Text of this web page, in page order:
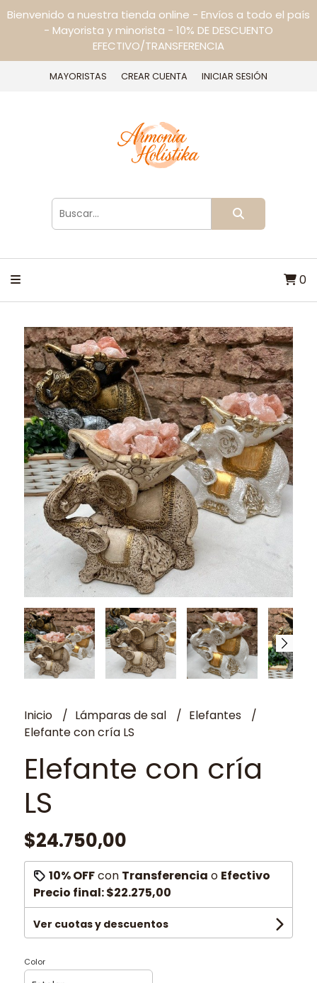
Bienvenido a nuestra tienda online - Envíos a todo el país
- Mayorista y minorista - 10% DE DESCUENTO
EFECTIVO/TRANSFERENCIA
MAYORISTAS CREAR CUENTA INICIAR SESIÓN
0
Inicio Lámparas de sal
Elefantes
Elefante con cría LS
Elefante con cría
LS
$24.750,00
10% OFFcon Transferencia o Efectivo
Precio final:$22.275,00
Ver cuotas y descuentos
Color